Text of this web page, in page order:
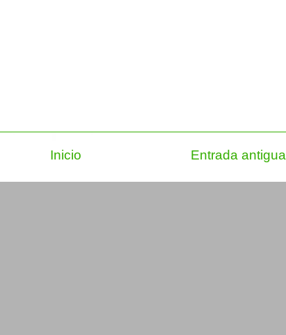
Entrada antigua
Inicio